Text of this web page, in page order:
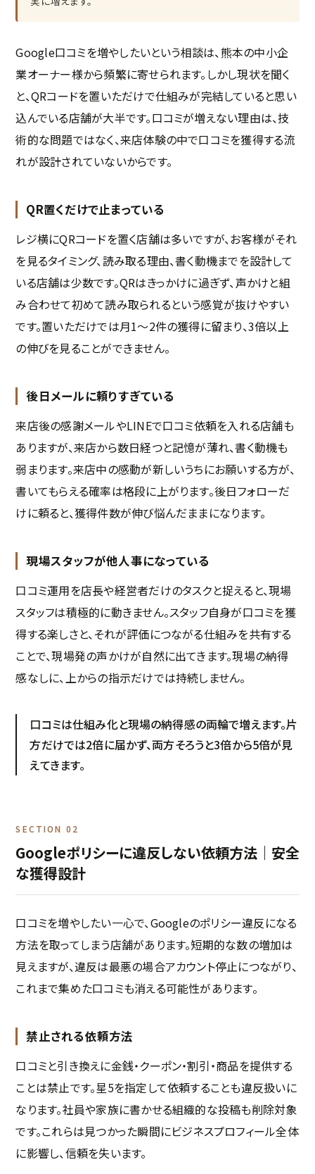
Google口コミを増やしたいという相談は、熊本の中小企
業オーナー様から頻繁に寄せられます。しかし現状を聞く
と、QRコードを置いただけで仕組みが完結していると思い
込んでいる店舗が大半です。口コミが増えない理由は、技
術的な問題ではなく、来店体験の中で口コミを獲得する流
れが設計されていないからです。
QR置くだけで止まっている
レジ横にQRコードを置く店舗は多いですが、お客様がそれ
を見るタイミング、読み取る理由、書く動機までを設計して
いる店舗は少数です。QRはきっかけに過ぎず、声かけと組
み合わせて初めて読み取られるという感覚が抜けやすい
です。置いただけでは月1〜2件の獲得に留まり、3倍以上
の伸びを見ることができません。
後日メールに頼りすぎている
来店後の感謝メールやLINEで口コミ依頼を入れる店舗も
ありますが、来店から数日経つと記憶が薄れ、書く動機も
弱まります。来店中の感動が新しいうちにお願いする方が、
書いてもらえる確率は格段に上がります。後日フォローだ
けに頼ると、獲得件数が伸び悩んだままになります。
現場スタッフが他人事になっている
口コミ運用を店長や経営者だけのタスクと捉えると、現場
スタッフは積極的に動きません。スタッフ自身が口コミを獲
得する楽しさと、それが評価につながる仕組みを共有する
ことで、現場発の声かけが自然に出てきます。現場の納得
感なしに、上からの指示だけでは持続しません。
口コミは仕組み化と現場の納得感の両輪で増えます。片
方だけでは2倍に届かず、両方そろうと3倍から5倍が見
えてきます。
SECTION 02
Googleポリシーに違反しない依頼方法｜安全
な獲得設計
口コミを増やしたい一心で、Googleのポリシー違反になる
方法を取ってしまう店舗があります。短期的な数の増加は
見えますが、違反は最悪の場合アカウント停止につながり、
これまで集めた口コミも消える可能性があります。
禁止される依頼方法
口コミと引き換えに金銭・クーポン・割引・商品を提供する
ことは禁止です。星5を指定して依頼することも違反扱いに
なります。社員や家族に書かせる組織的な投稿も削除対象
です。これらは見つかった瞬間にビジネスプロフィール全体
に影響し、信頼を失います。